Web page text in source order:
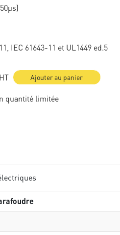
IEC 61643-11 et UL1449 ed.5
HT Ajouter au panier
quantité limitée